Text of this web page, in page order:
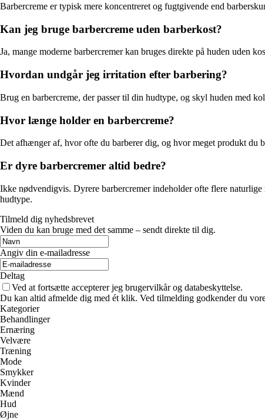
Barbercreme er typisk mere koncentreret og fugtgivende end
Kan jeg bruge barbercreme uden barberkost?
Ja, mange moderne barbercremer kan bruges direkte på huden uden
Hvordan undgår jeg irritation efter barbering?
Brug en barbercreme, der passer til din hudtype, og skyl huden med
Hvor længe holder en barbercreme?
Det afhænger af, hvor ofte du barberer dig, og hvor meget produkt du
Er dyre barbercremer altid bedre?
Ikke nødvendigvis. Dyrere barbercremer indeholder ofte flere
hudtype.
Tilmeld dig nyhedsbrevet
Viden du kan bruge med det samme – sendt direkte til dig.
Angiv din e-mailadresse
Deltag
Ved at fortsætte accepterer jeg brugervilkår og databeskyttelse.
Du kan altid afmelde dig med ét klik. Ved tilmelding godkender du
Kategorier
Behandlinger
Ernæring
Velvære
Træning
Mode
Smykker
Kvinder
Mænd
Hud
Øjne